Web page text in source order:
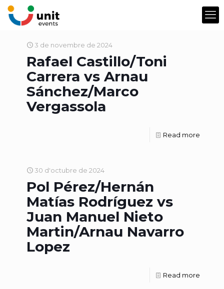
3 de novembre de 2024
Rafael Castillo/Toni
Carrera vs Arnau
Sánchez/Marco
Vergassola
Read more
30 d'octubre de 2024
Pol Pérez/Hernán
Matías Rodríguez vs
Juan Manuel Nieto
Martin/Arnau Navarro
Lopez
Read more